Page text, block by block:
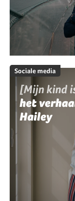
Sociale media
[Mijn kind
het
Hailey